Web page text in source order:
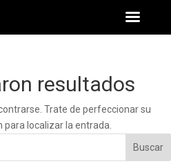
resultados
Trate de perfeccionar su
para localizar la entrada.